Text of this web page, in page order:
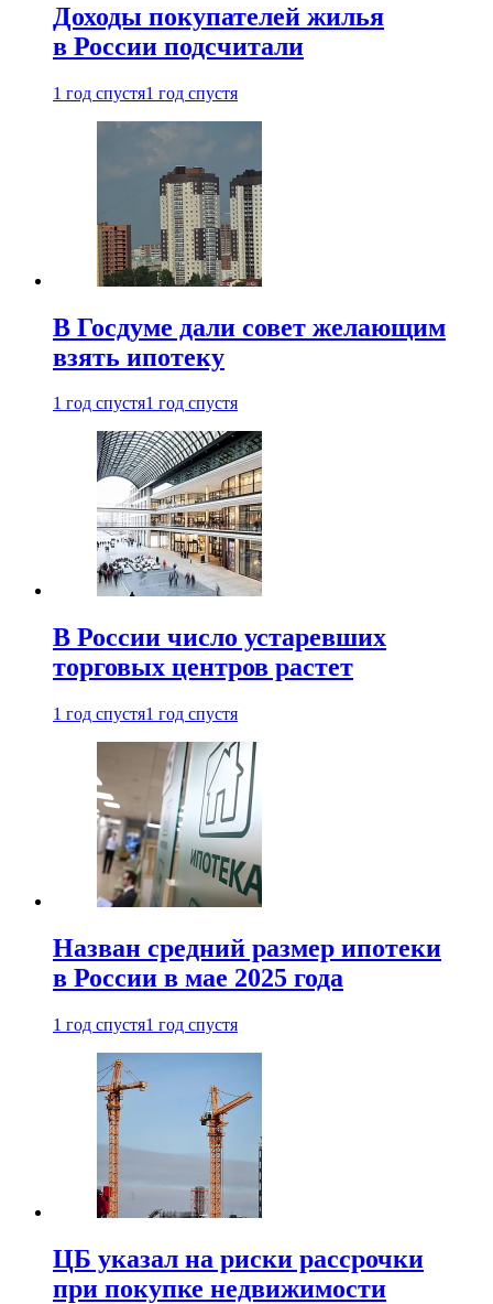
Доходы покупателей жилья
в России подсчитали
1 год спустя1 год спустя
В Госдуме дали совет желающим
взять ипотеку
1 год спустя1 год спустя
В России число устаревших
торговых центров растет
1 год спустя1 год спустя
Назван средний размер ипотеки
в России в мае 2025 года
1 год спустя1 год спустя
ЦБ указал на риски рассрочки
при покупке недвижимости